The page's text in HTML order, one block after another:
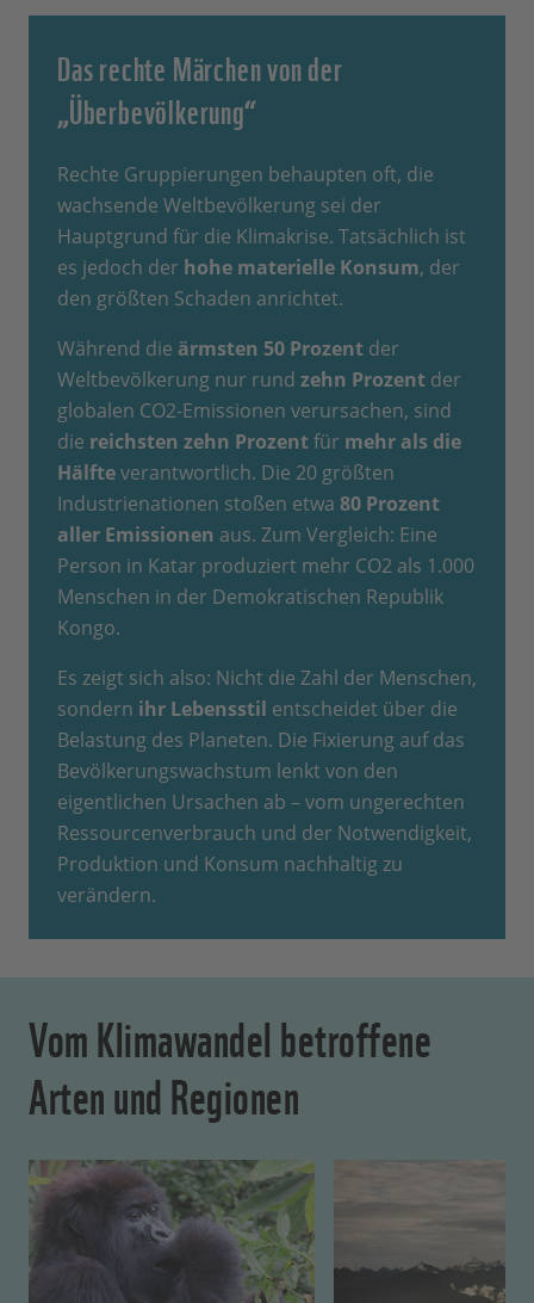
Das rechte Märchen von der
„Überbevölkerung“
Rechte Gruppierungen behaupten oft, die
wachsende Weltbevölkerung sei der
Hauptgrund für die Klimakrise. Tatsächlich ist
es jedoch der hohe materielle Konsum, der
den größten Schaden anrichtet.
Während die ärmsten 50 Prozent der
Weltbevölkerung nur rund zehn Prozent der
globalen CO2-Emissionen verursachen, sind
die reichsten zehn Prozentfür mehr als die
Hälfteverantwortlich. Die 20 größten
Industrienationen stoßen etwa 80 Prozent
aller Emissionen aus. Zum Vergleich: Eine
Person in Katar produziert mehr CO2 als 1.000
Menschen in der Demokratischen Republik
Kongo.
Es zeigt sich also: Nicht die Zahl der Menschen,
sondern ihr Lebensstil entscheidet über die
Belastung des Planeten. Die Fixierung auf das
Bevölkerungswachstum lenkt von den
eigentlichen Ursachen ab – vom ungerechten
Ressourcenverbrauch und der Notwendigkeit,
Produktion und Konsum nachhaltig zu
verändern.
Vom Klimawandel betroffene
Arten und Regionen